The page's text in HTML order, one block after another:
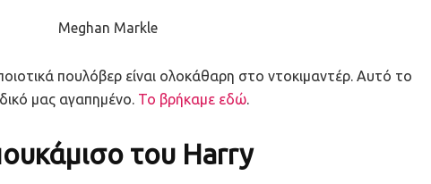
πουλόβερ είναι ολοκάθαρη στο ντοκιμαντέρ. Αυτό το
μας αγαπημένο. Το βρήκαμε εδώ.
του Harry